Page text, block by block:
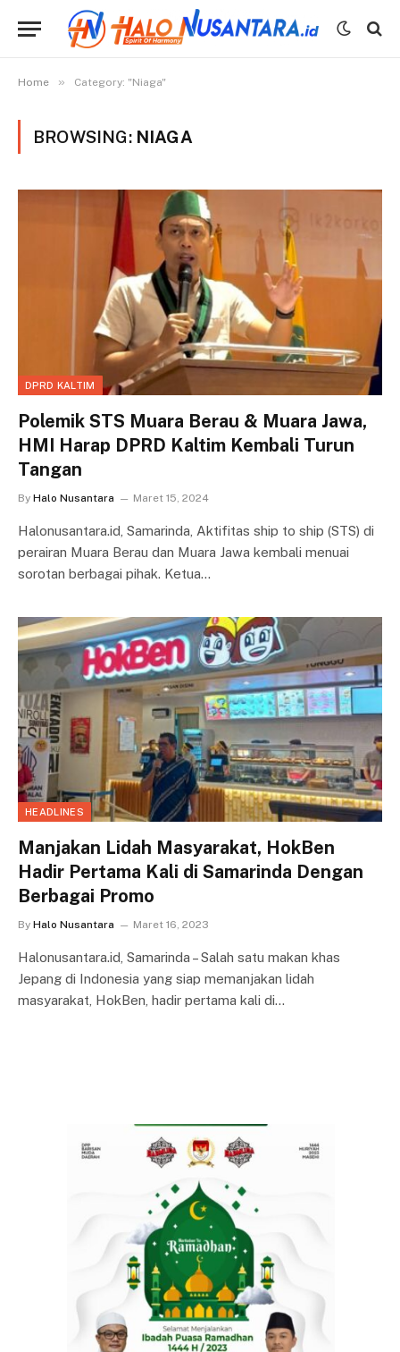
Home » Category: "Niaga"
BROWSING: NIAGA
DPRD KALTIM
Polemik STS Muara Berau & Muara Jawa,
HMI Harap DPRD Kaltim Kembali Turun
Tangan
By Halo Nusantara Maret 15, 2024
Halonusantara.id, Samarinda, Aktifitas ship to ship (STS) di
perairan Muara Berau dan Muara Jawa kembali menuai
sorotan berbagai pihak. Ketua…
HEADLINES
Manjakan Lidah Masyarakat, HokBen
Hadir Pertama Kali di Samarinda Dengan
Berbagai Promo
By Halo Nusantara Maret 16, 2023
Halonusantara.id, Samarinda – Salah satu makan khas
Jepang di Indonesia yang siap memanjakan lidah
masyarakat, HokBen, hadir pertama kali di…